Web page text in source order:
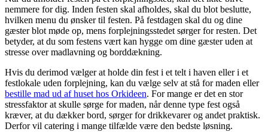
nemmere for dig. Inden festen skal afholdes, skal du blot beslutte,
hvilken menu du ønsker til festen. På festdagen skal du og dine
gæster blot møde op, mens forplejningsstedet sørger for resten. Det
betyder, at du som festens vært kan hygge om dine gæster uden at
stresse over madlavning og borddækning.
Hvis du derimod vælger at holde din fest i et telt i haven eller i et
festlokale uden forplejning, kan du vælge selv at stå for maden eller
bestille mad ud af huset hos Orkideen. For mange er det en stor
stressfaktor at skulle sørge for maden, når denne type fest også
kræver, at du dækker bord, sørger for drikkevarer og andet praktisk.
Derfor vil catering i mange tilfælde være den bedste løsning.